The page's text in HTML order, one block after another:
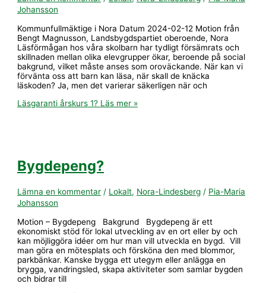
Johansson
Kommunfullmäktige i Nora Datum 2024-02-12 Motion från
Bengt Magnusson, Landsbygdspartiet oberoende, Nora
Läsförmågan hos våra skolbarn har tydligt försämrats och
skillnaden mellan olika elevgrupper ökar, beroende på social
bakgrund, vilket måste anses som oroväckande. När kan vi
förvänta oss att barn kan läsa, när skall de knäcka
läskoden? Ja, men det varierar säkerligen när och
Läsgaranti årskurs 1? Läs mer »
Bygdepeng?
Lämna en kommentar / Lokalt, Nora-Lindesberg / Pia-Maria
Johansson
Motion – Bygdepeng Bakgrund Bygdepeng är ett
ekonomiskt stöd för lokal utveckling av en ort eller by och
kan möjliggöra idéer om hur man vill utveckla en bygd. Vill
man göra en mötesplats och försköna den med blommor,
parkbänkar. Kanske bygga ett utegym eller anlägga en
brygga, vandringsled, skapa aktiviteter som samlar bygden
och bidrar till